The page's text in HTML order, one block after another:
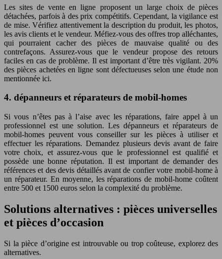
Les sites de vente en ligne proposent un large choix de pièces
détachées, parfois à des prix compétitifs. Cependant, la vigilance est
de mise. Vérifiez attentivement la description du produit, les photos,
les avis clients et le vendeur. Méfiez-vous des offres trop alléchantes,
qui pourraient cacher des pièces de mauvaise qualité ou des
contrefaçons. Assurez-vous que le vendeur propose des retours
faciles en cas de problème. Il est important d’être très vigilant. 20%
des pièces achetées en ligne sont défectueuses selon une étude non
mentionnée ici.
4. dépanneurs et réparateurs de mobil-homes
Si vous n’êtes pas à l’aise avec les réparations, faire appel à un
professionnel est une solution. Les dépanneurs et réparateurs de
mobil-homes peuvent vous conseiller sur les pièces à utiliser et
effectuer les réparations. Demandez plusieurs devis avant de faire
votre choix, et assurez-vous que le professionnel est qualifié et
possède une bonne réputation. Il est important de demander des
références et des devis détaillés avant de confier votre mobil-home à
un réparateur. En moyenne, les réparations de mobil-home coûtent
entre 500 et 1500 euros selon la complexité du problème.
Solutions alternatives : pièces universelles
et pièces d’occasion
Si la pièce d’origine est introuvable ou trop coûteuse, explorez des
alternatives.